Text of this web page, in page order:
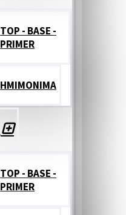
TOP - BASE -
PRIMER
ΗΜΙΜΟΝΙΜΑ
TOP - BASE -
PRIMER